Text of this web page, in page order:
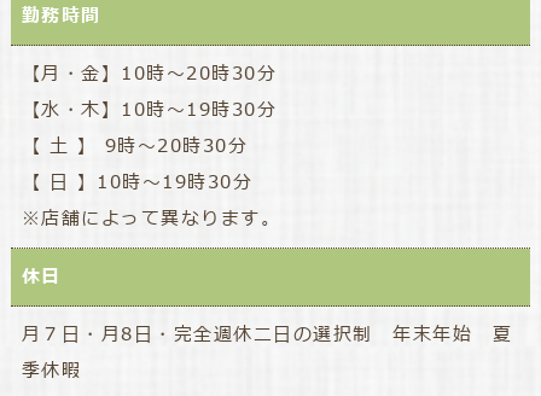
勤務時間
【月・金】10時～20時30分
【水・木】10時～19時30分
【 土 】 9時～20時30分
【 日 】10時～19時30分
※店舗によって異なります。
休日
月７日・月8日・完全週休二日の選択制 年末年始 夏
季休暇